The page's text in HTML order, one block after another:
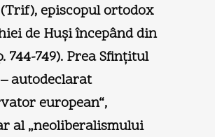
episcopul ortodox
de Huşi începând din
744-749). Prea Sfinţitul
autodeclarat
european“,
al „neoliberalismului